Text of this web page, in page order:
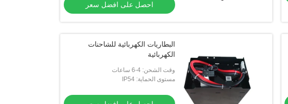
احصل على افضل سعر
البطاريات الكهربائية للشاحنات
الكهربائية
وقت الشحن: 4-6 ساعات
مستوى الحماية: IP54